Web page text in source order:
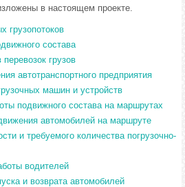
в настоящем проекте.
грузопотоков
состава
грузов
автотранспортного предприятия
машин и устройств
подвижного состава на маршрутах
автомобилей на маршруте
и требуемого количества погрузочно-
водителей
и возврата автомобилей